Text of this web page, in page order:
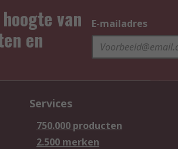
van
en
E-mailadres
Services
750.000 producten
2.500 merken